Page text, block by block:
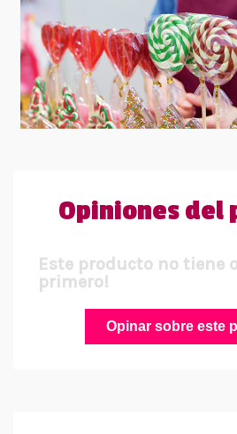
Opiniones del
Este producto no tiene
primero!
Opinar sobre este